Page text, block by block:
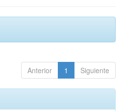
Anterior 1 Siguiente